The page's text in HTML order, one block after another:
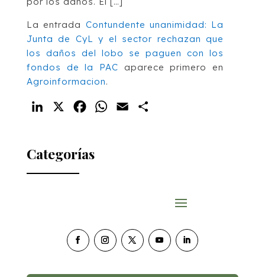
La entrada Contundente unanimidad: La
Junta de CyL y el sector rechazan que
los daños del lobo se paguen con los
fondos de la PAC aparece primero en
Agroinformacion.
LinkedIn FacebookWhatsApp
Email
Categorías